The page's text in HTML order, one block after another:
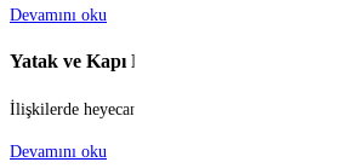
Devamını oku
Yatak ve Kapı Kelepçeleri
İlişkilerde heyecanı ve tutkuyu canlı tutmak,
Devamını oku